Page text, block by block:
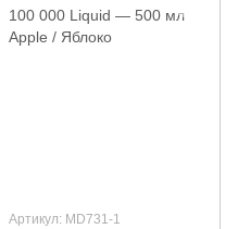
Артикул: MD731-1